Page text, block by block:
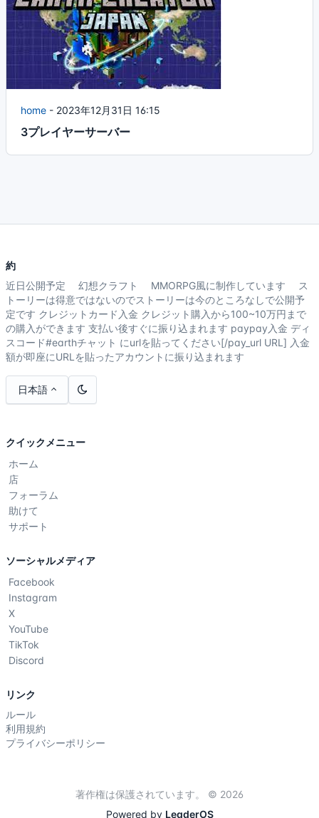
home - 2023年12月31日 16:15
3プレイヤーサーバー
約
近日公開予定 幻想クラフト MMORPG風に制作しています ス
トーリーは得意ではないのでストーリーは今のところなしで公開予
定です クレジットカード入金 クレジット購入から100~10万円まで
の購入ができます 支払い後すぐに振り込まれます paypay入金 ディ
スコード#earthチャット にurlを貼ってください[/pay_url URL] 入金
額が即座にURLを貼ったアカウントに振り込まれます
日本語
クイックメニュー
ホーム
店
フォーラム
助けて
サポート
ソーシャルメディア
Facebook
Instagram
X
YouTube
TikTok
Discord
リンク
ルール
利用規約
プライバシーポリシー
著作権は保護されています。 © 2026
Powered by LeaderOS